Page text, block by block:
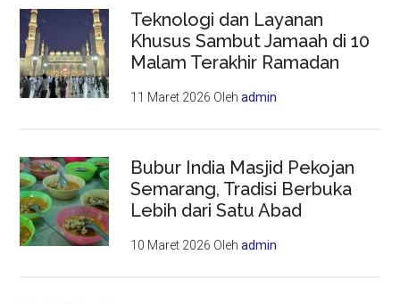
Teknologi dan Layanan
Khusus Sambut Jamaah di 10
Malam Terakhir Ramadan
11 Maret 2026 Olehadmin
Bubur India Masjid Pekojan
Semarang, Tradisi Berbuka
Lebih dari Satu Abad
10 Maret 2026 Olehadmin